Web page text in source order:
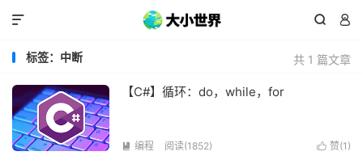
 

共 1 篇文章
标签：中断
【C#】循环：do，while，for
 赞(1 )
 编程 阅读(1852)